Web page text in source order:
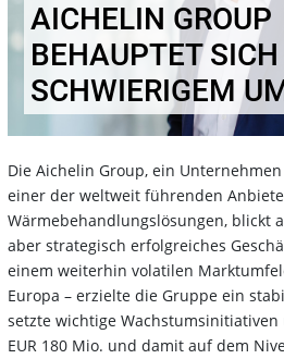
AICHELIN GROUP
BEHAUPTET
SCHWIERIGEM
Die Aichelin Group, ein
einer der weltweit führenden
Wärmebehandlungslösungen, blickt
aber strategisch erfolgreiches
einem weiterhin volatilen
Europa – erzielte die Gruppe ein
setzte wichtige Wachstumsinitiativen
EUR 180 Mio. und damit auf dem